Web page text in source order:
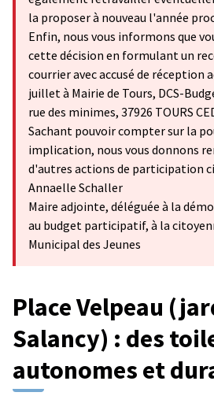
la proposer à nouveau l'année
Enfin, nous vous informons que
cette décision en formulant un
courrier avec accusé de réception
juillet à Mairie de Tours, DCS-
rue des minimes, 37926 TOURS
Sachant pouvoir compter sur la
implication, nous vous donnons
d'autres actions de participation
Annaelle Schaller
Maire adjointe, déléguée à la
au budget participatif, à la
Municipal des Jeunes
Place Velpeau
Salancy) : des
autonomes et